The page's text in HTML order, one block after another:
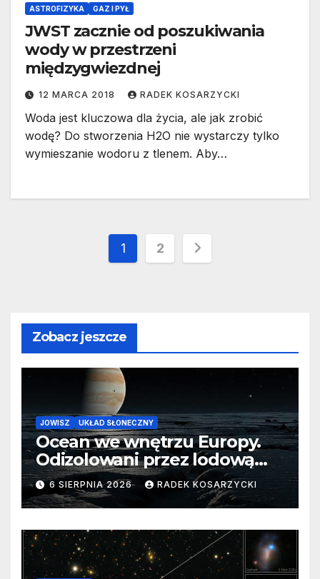
ASTROFIZYKA GAZ I PYŁ
JWST zacznie od poszukiwania
wody w przestrzeni
międzygwiezdnej
12 MARCA 2018 RADEK KOSARZYCKI
Woda jest kluczowa dla życia, ale jak zrobić
wodę? Do stworzenia H2O nie wystarczy tylko
wymieszanie wodoru z tlenem. Aby…
Stronicowanie
1 2
Zobacz jeszcze
JOWISZ UKŁAD SŁONECZNY
Ocean we wnętrzu Europy.
Odizolowani przez lodową
barierę
6 SIERPNIA 2026 RADEK KOSARZYCKI